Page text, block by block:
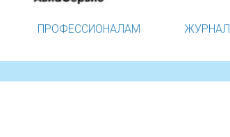
ПРОФЕССИОНАЛАМ ЖУРНАЛ